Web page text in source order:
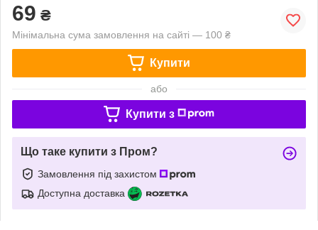
69 ₴
Мінімальна сума замовлення на сайті — 100 ₴
Купити
або
Купити з
Що таке купити з Пром?
Замовлення під захистом
Доступна доставка